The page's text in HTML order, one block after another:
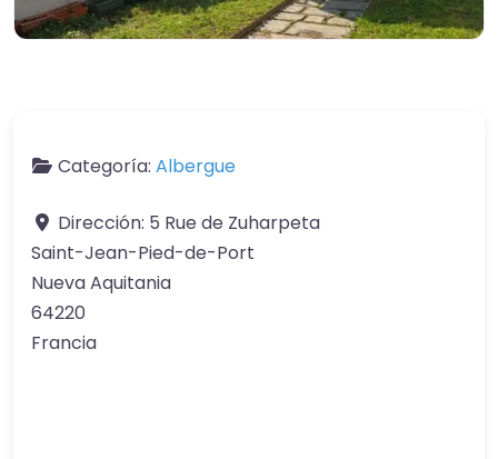
Categoría: Albergue
Dirección: 5 Rue de Zuharpeta
Saint-Jean-Pied-de-Port
Nueva Aquitania
64220
Francia